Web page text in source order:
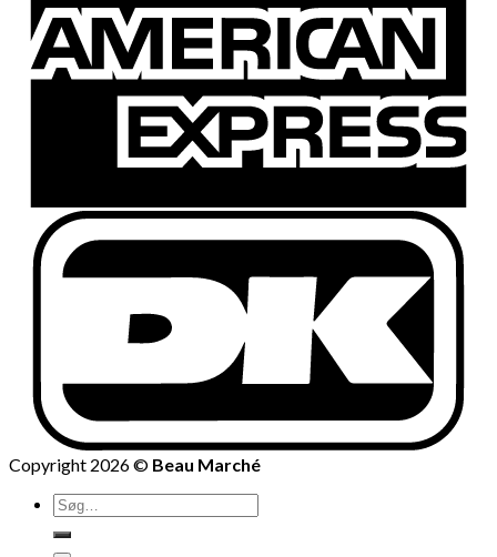
Copyright 2026 © Beau Marché
Søg
efter: